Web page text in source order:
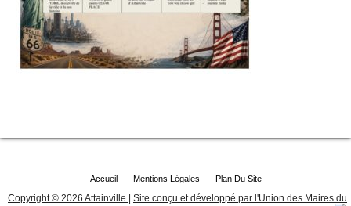
Accueil Mentions Légales Plan Du Site
Copyright © 2026 Attainville | Site conçu et développé par l'Union des Maires du